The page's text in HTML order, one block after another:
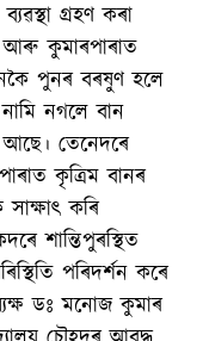
গ্ৰহণ কৰা
আৰু কুমাৰপাৰাত
পুনৰ বৰষুণ হলে
নগলে বান
আছে। তেনেদৰে
কৃত্ৰিম বানৰ
কৰি
শান্তিপুৰস্থিত
পৰিদৰ্শন কৰে
ডঃ মনোজ কুমাৰ